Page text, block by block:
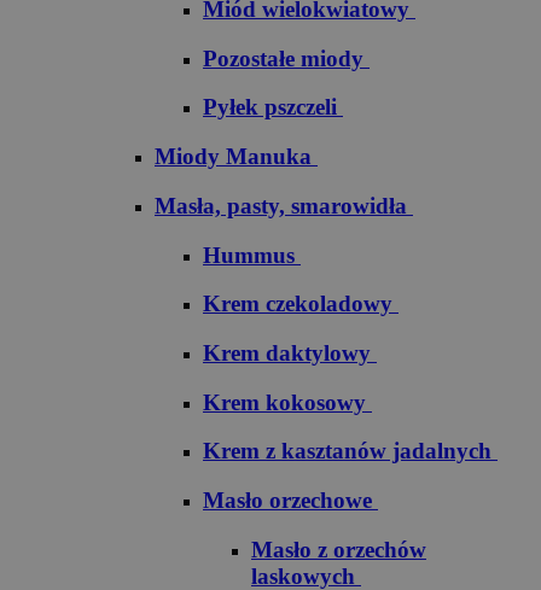
Miód wielokwiatowy
Pozostałe miody
Pyłek pszczeli
Miody Manuka
Masła, pasty, smarowidła
Hummus
Krem czekoladowy
Krem daktylowy
Krem kokosowy
Krem z kasztanów jadalnych
Masło orzechowe
Masło z orzechów
laskowych